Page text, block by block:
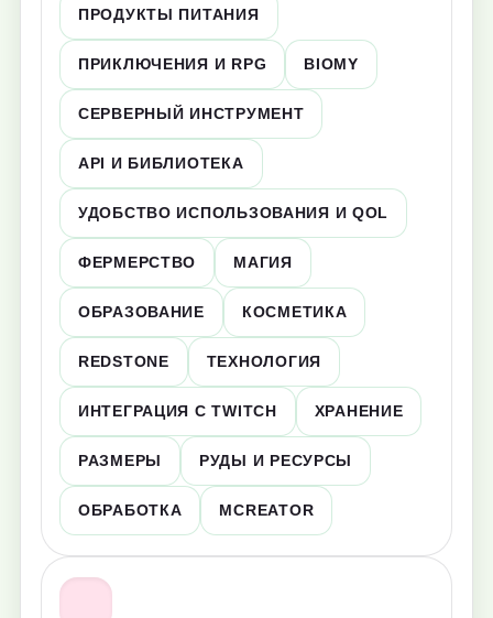
ПРОДУКТЫ ПИТАНИЯ
ПРИКЛЮЧЕНИЯ И RPG BIOMY
СЕРВЕРНЫЙ ИНСТРУМЕНТ
API И БИБЛИОТЕКА
УДОБСТВО ИСПОЛЬЗОВАНИЯ И QOL
ФЕРМЕРСТВО МАГИЯ
ОБРАЗОВАНИЕ КОСМЕТИКА
REDSTONE ТЕХНОЛОГИЯ
ИНТЕГРАЦИЯ С TWITCH ХРАНЕНИЕ
РАЗМЕРЫ РУДЫ И РЕСУРСЫ
ОБРАБОТКА MCREATOR